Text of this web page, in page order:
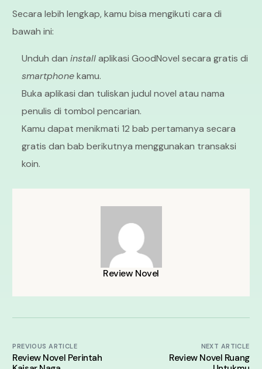
Secara lebih lengkap, kamu bisa mengikuti cara di
bawah ini:
Unduh daninstallaplikasi GoodNovel secara gratis di
smartphonekamu.
Buka aplikasi dan tuliskan judul novel atau nama
penulis di tombol pencarian.
Kamu dapat menikmati 12 bab pertamanya secara
gratis dan bab berikutnya menggunakan transaksi
koin.
Review Novel
PREVIOUS ARTICLE
Review Novel Perintah
NEXT ARTICLE
Review Novel Ruang